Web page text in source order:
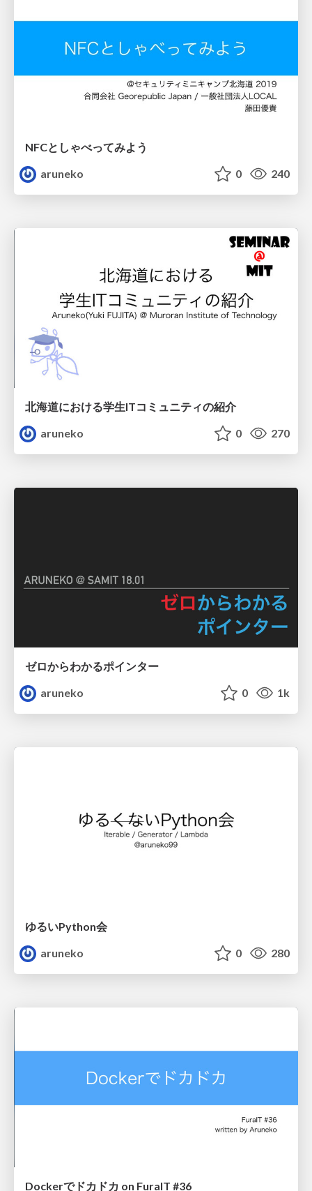
NFCとしゃべってみよう
aruneko
0 240
北海道における学生ITコミュニティの紹介
aruneko
0 270
ゼロからわかるポインター
aruneko
0 1k
ゆるいPython会
aruneko
0 280
Dockerでドカドカ on FuraIT #36